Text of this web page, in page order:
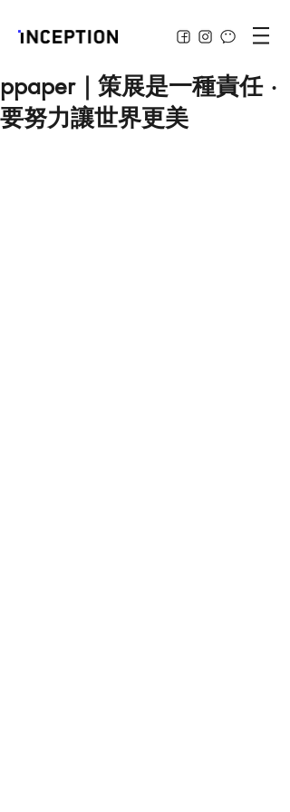
ppaper｜策展是一種責任 ·
要努力讓世界更美